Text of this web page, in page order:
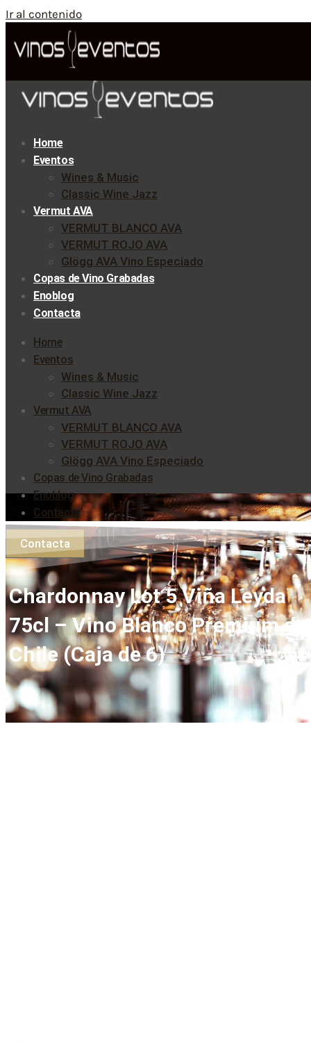
Ir al contenido
Home
Eventos
Wines & Music
Classic Wine Jazz
Vermut AVA
VERMUT BLANCO AVA
VERMUT ROJO AVA
Glögg AVA Vino Especiado
Copas de Vino Grabadas
Enoblog
Contacta
Home
Eventos
Wines & Music
Classic Wine Jazz
Vermut AVA
VERMUT BLANCO AVA
VERMUT ROJO AVA
Glögg AVA Vino Especiado
Copas de Vino Grabadas
Enoblog
Contacta
Contacta
Chardonnay Lot 5 Viña Leyda
75cl – Vino Blanco Premium de
Chile (Caja de 6)